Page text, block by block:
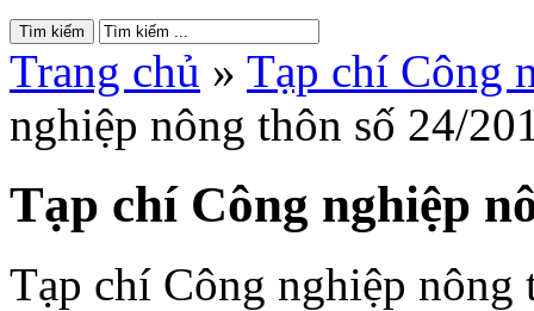
Trang chủ » Tạp chí Công
nghiệp nông thôn số 24/
Tạp chí Công nghiệp
Tạp chí Công nghiệp nông